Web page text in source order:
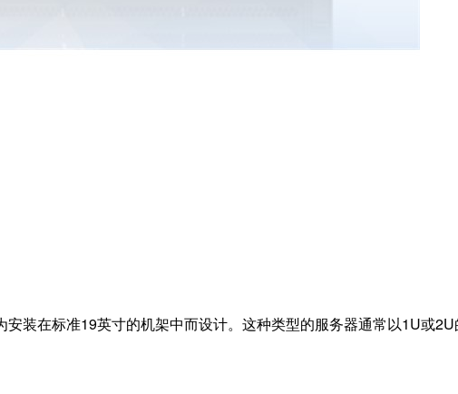
装在标准19英寸的机架中而设计。这种类型的服务器通常以1U或2U